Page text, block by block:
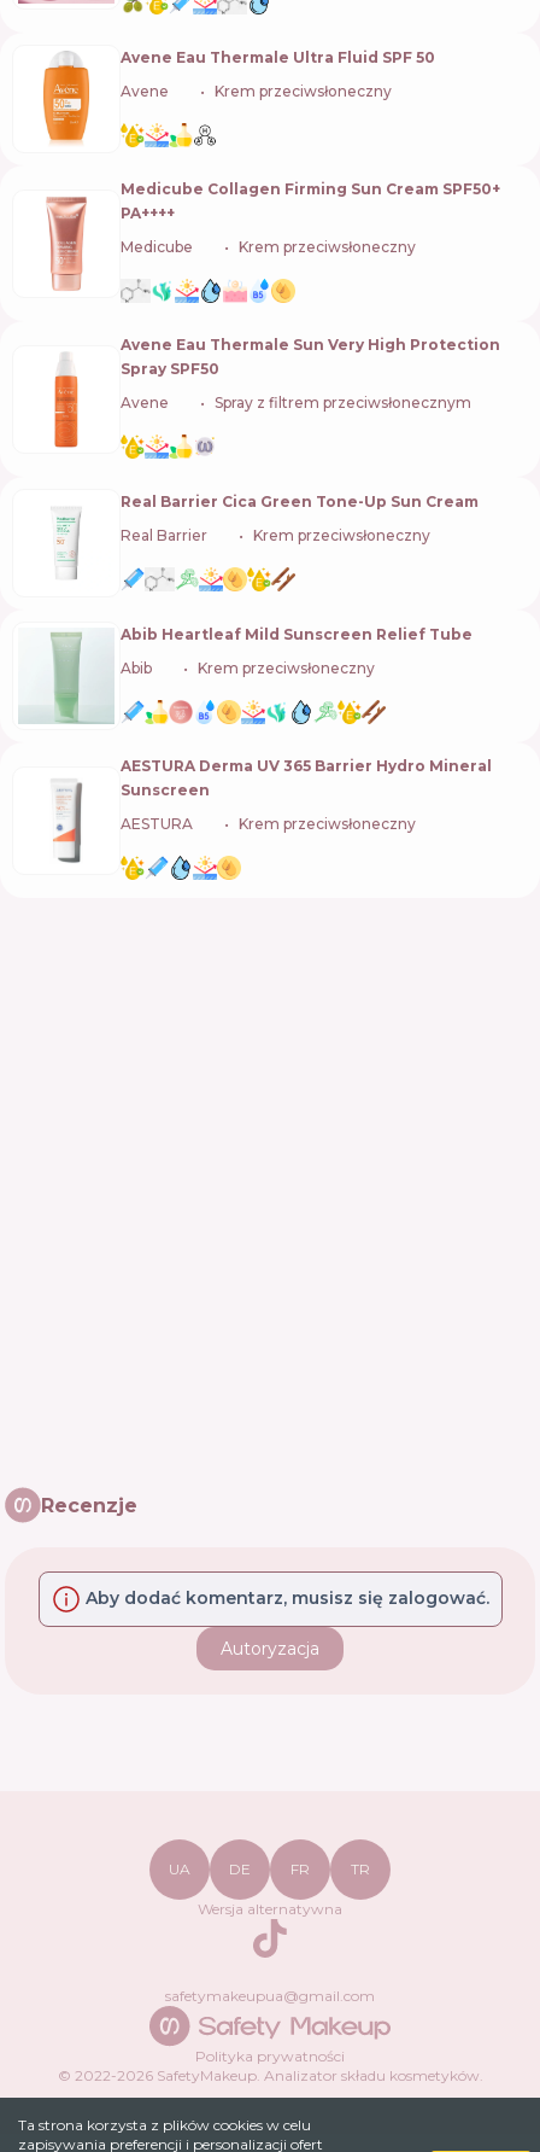
Ta strona korzysta z plików cookies w celu
zapisywania preferencji i personalizacji ofert
Avene Eau Thermale Ultra Fluid SPF 50
Avene
Krem przeciwsłoneczny
Medicube Collagen Firming Sun Cream SPF50+
PA++++
Medicube
Krem przeciwsłoneczny
Avene Eau Thermale Sun Very High Protection
Spray SPF50
Avene
Spray z filtrem przeciwsłonecznym
Real Barrier Cica Green Tone-Up Sun Cream
Real Barrier
Krem przeciwsłoneczny
Abib Heartleaf Mild Sunscreen Relief Tube
Abib
Krem przeciwsłoneczny
AESTURA Derma UV 365 Barrier Hydro Mineral
Sunscreen
AESTURA
Krem przeciwsłoneczny
Recenzje
Aby dodać komentarz, musisz się zalogować.
Autoryzacja
Polityka prywatności
© 2022-2026SafetyMakeup. Analizator składu kosmetyków.
UA DE FR TR
Wersja alternatywna
TikTok
safetymakeupua@gmail.com